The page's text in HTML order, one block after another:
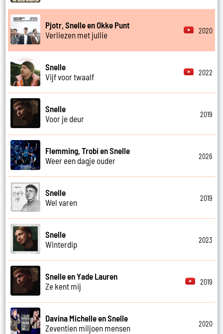
Pjotr, Snelle en Okke Punt
Verliezen met jullie
2020
Snelle
Vijf voor twaalf
2022
Snelle
Voor je deur
2019
Flemming, Trobi en Snelle
Weer een dagje ouder
2026
Snelle
Wel varen
2019
Snelle
Winterdip
2023
Snelle en Yade Lauren
Ze kent mij
2019
Davina Michelle en Snelle
Zeventien miljoen mensen
2020